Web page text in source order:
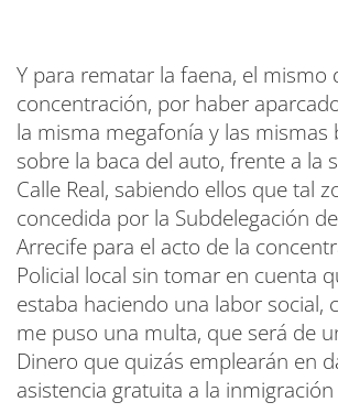
Y para rematar la faena, el mismo
concentración, por haber
la misma megafonía y las mismas
sobre la baca del auto, frente a la
Calle Real, sabiendo ellos que tal
concedida por la Subdelegación
Arrecife para el acto de la
Policial local sin tomar en cuenta
estaba haciendo una labor social,
me puso una multa, que será de
Dinero que quizás emplearán en
asistencia gratuita a la inmigración